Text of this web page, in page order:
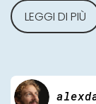
LEGGI DI PIÙ